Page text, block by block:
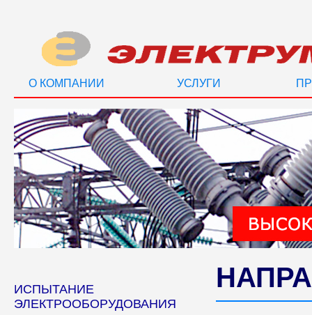
О КОМПАНИИ УСЛУГИ
ИСПЫТАНИЕ
ЭЛЕКТРООБОРУДОВАНИЯ